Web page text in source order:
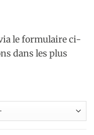
le formulaire ci-
dans les plus